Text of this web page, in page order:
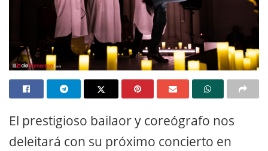
El prestigioso bailaor y coreógrafo nos
deleitará con su próximo concierto en